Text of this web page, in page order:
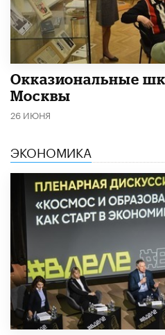
​Окказиональные
Москвы
26 ИЮНЯ
ЭКОНОМИКА